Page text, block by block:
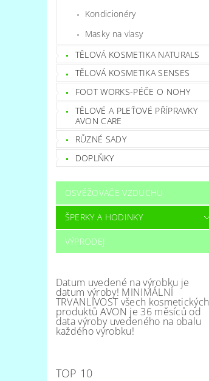
Kondicionéry
Masky na vlasy
TĚLOVÁ KOSMETIKA NATURALS
TĚLOVÁ KOSMETIKA SENSES
FOOT WORKS-PÉČE O NOHY
TĚLOVÉ A PLEŤOVÉ PŘÍPRAVKY
AVON CARE
RŮZNÉ SADY
DOPLŇKY
OSVĚŽOVAČE VZDUCHU
ŠPERKY A HODINKY
VÝPRODEJ
Datum uvedené na výrobku je
datum výroby! MINIMÁLNÍ
TRVANLIVOST všech kosmetických
produktů AVON je 36 měsíců od
data výroby uvedeného na obalu
každého výrobku!
TOP 10